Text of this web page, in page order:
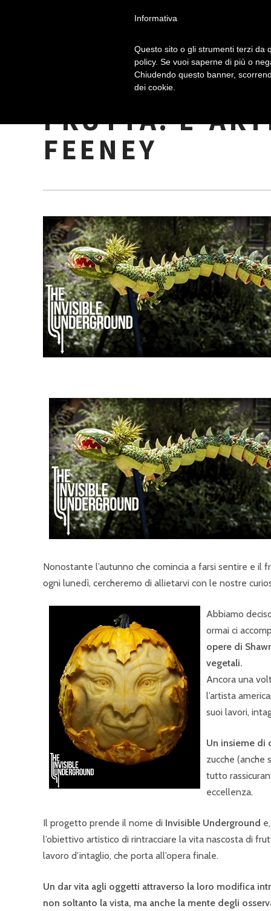
FACCE
FRUTTA:
FEENEY
Nonostante l’autunno che comincia a farsi sentire e il
ogni lunedì, cercheremo di allietarvi con le nostre
Abbiamo
ormai ci
opere di
vegetali.
Ancora una
l’artista
suoi lavori,
Un insieme di
zucche (anche
tutto
eccellenza.
Il progetto prende il nome di Invisible Underground
l’obiettivo artistico di rintracciare la vita nascosta di
lavoro d’intaglio, che porta all’opera finale.
Un dar vita agli oggetti attraverso la loro modifica
non soltanto la vista, ma anche la mente degli
Informativa
Questo sito o gli strumenti terzi da
policy. Se vuoi saperne di più o
Chiudendo questo banner,
dei cookie.